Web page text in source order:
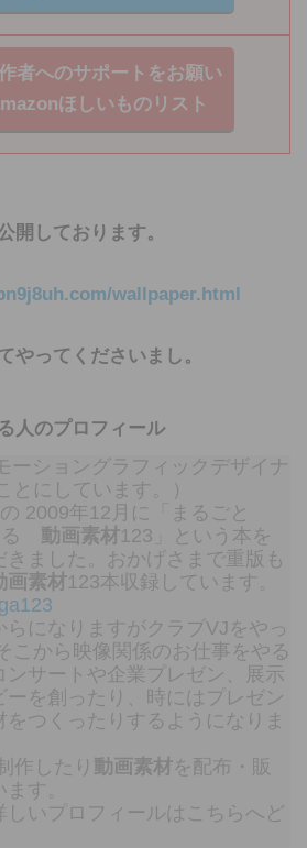
者へのサポートをお願い
ほしいものリスト
開しております。
wallpaper.html
やってくださいまし。
人のプロフィール
ーショングラフィックデザイナ
にしています。）
2009年12月に「まるごと
る 動画素材123」という本を
きました。おかげさまで重版も
画素材123本収録しています。
らになりますがクラブVJをやっ
こから映像関係のお仕事をやる
ンサートや企業プレゼン、展示
ーを創ったり、時にはプレゼン
をつくったりするようになりま
作したり 動画素材を配布・販
す。
しいプロフィールはこちらへど